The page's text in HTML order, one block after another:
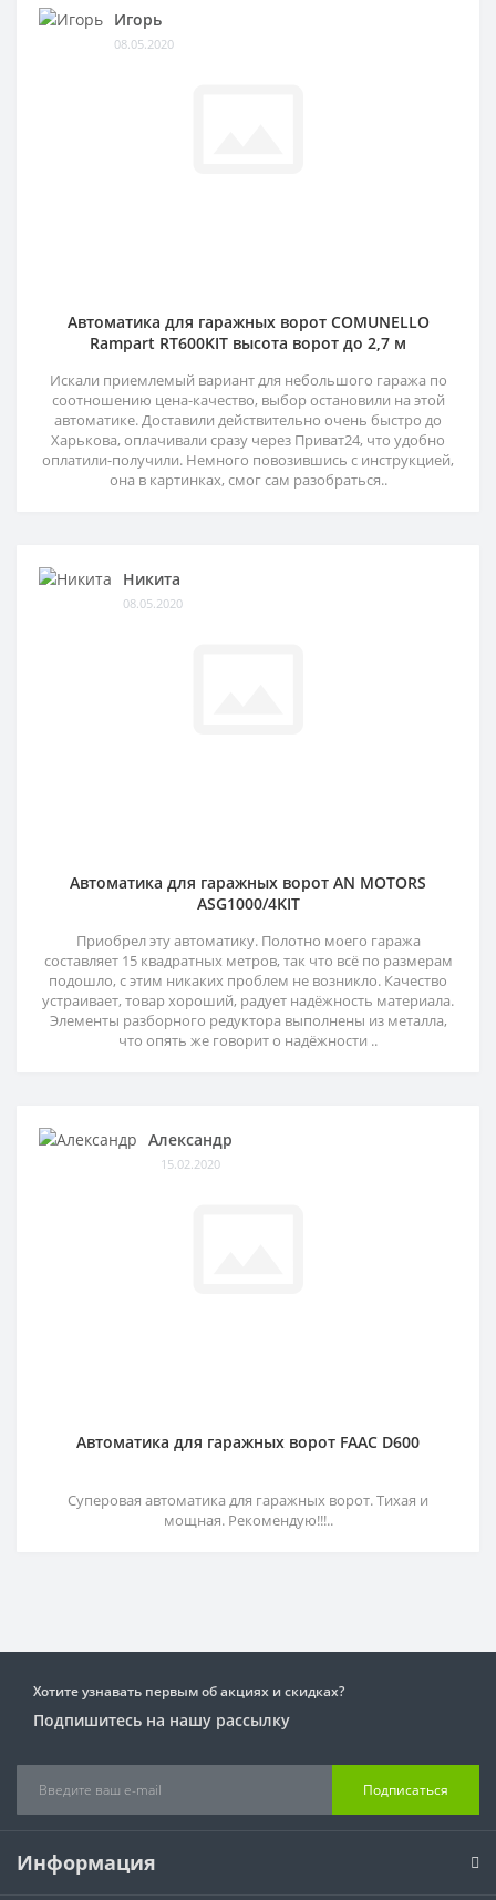
Игорь
08.05.2020
Автоматика для гаражных ворот COMUNELLO
Rampart RT600KIT высота ворот до 2,7 м
Искали приемлемый вариант для небольшого гаража по
соотношению цена-качество, выбор остановили на этой
автоматике. Доставили действительно очень быстро до
Харькова, оплачивали сразу через Приват24, что удобно
оплатили-получили. Немного повозившись с инструкцией,
она в картинках, смог сам разобраться..
Никита
08.05.2020
Автоматика для гаражных ворот AN MOTORS
ASG1000/4KIT
Приобрел эту автоматику. Полотно моего гаража
составляет 15 квадратных метров, так что всё по размерам
подошло, с этим никаких проблем не возникло. Качество
устраивает, товар хороший, радует надёжность материала.
Элементы разборного редуктора выполнены из металла,
что опять же говорит о надёжности ..
Александр
15.02.2020
Автоматика для гаражных ворот FAAC D600
Суперовая автоматика для гаражных ворот. Тихая и
мощная. Рекомендую!!!..
Хотите узнавать первым об акциях и скидках?
Подпишитесь на нашу рассылку
Подписаться
Информация